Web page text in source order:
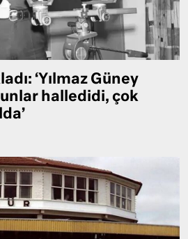
‘Yılmaz Güney
halledidi, çok